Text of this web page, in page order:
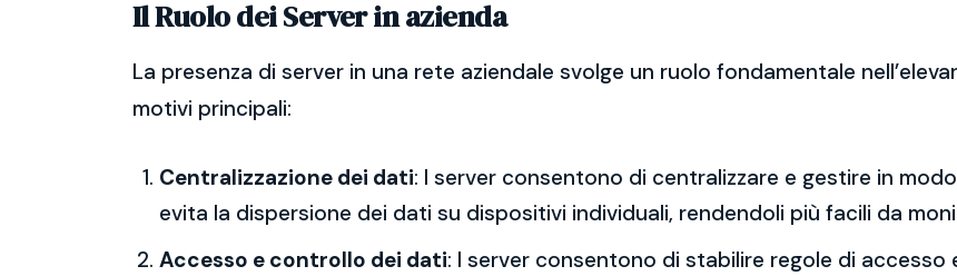
Il Ruolo dei Server in azienda
La presenza di server in una rete aziendale svolge un ruolo fondamentale
motivi principali:
Centralizzazione dei dati: I server consentono di centralizzare e gestire in
evita la dispersione dei dati su dispositivi individuali, rendendoli più facili da
Accesso e controllo dei dati: I server consentono di stabilire regole di